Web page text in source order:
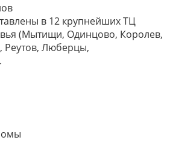
в 12 крупнейших ТЦ
(Мытищи, Одинцово, Королев,
Реутов, Люберцы,